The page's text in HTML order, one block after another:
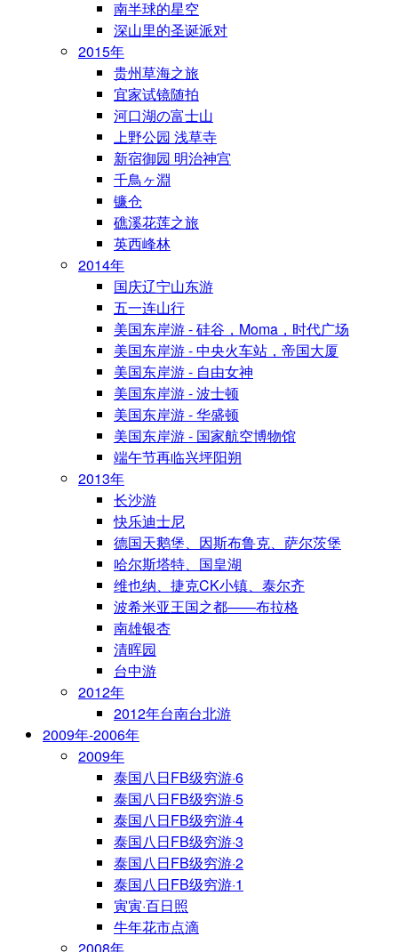
南半球的星空
深山里的圣诞派对
2015年
贵州草海之旅
宜家试镜随拍
河口湖の富士山
上野公园 浅草寺
新宿御园 明治神宫
千鳥ヶ淵
镰仓
礁溪花莲之旅
英西峰林
2014年
国庆辽宁山东游
五一连山行
美国东岸游 - 硅谷，Moma，时代广场
美国东岸游 - 中央火车站，帝国大厦
美国东岸游 - 自由女神
美国东岸游 - 波士顿
美国东岸游 - 华盛顿
美国东岸游 - 国家航空博物馆
端午节再临兴坪阳朔
2013年
长沙游
快乐迪士尼
德国天鹅堡、因斯布鲁克、萨尔茨堡
哈尔斯塔特、国皇湖
维也纳、捷克CK小镇、泰尔齐
波希米亚王国之都——布拉格
南雄银杏
清晖园
台中游
2012年
2012年台南台北游
2009年-2006年
2009年
泰国八日FB级穷游·6
泰国八日FB级穷游·5
泰国八日FB级穷游·4
泰国八日FB级穷游·3
泰国八日FB级穷游·2
泰国八日FB级穷游·1
寅寅·百日照
牛年花市点滴